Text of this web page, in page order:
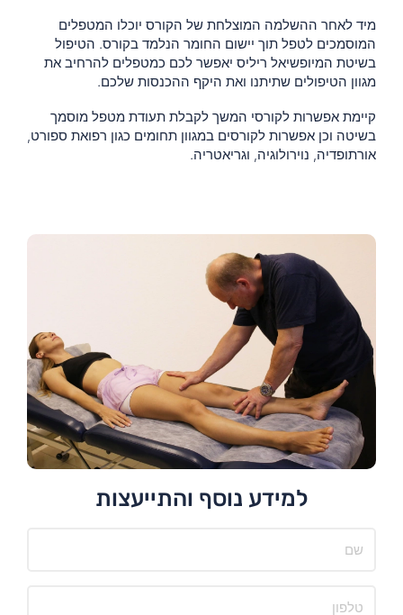
מיד לאחר ההשלמה המוצלחת של הקורס יוכלו המטפלים
המוסמכים לטפל תוך יישום החומר הנלמד בקורס. הטיפול
בשיטת המיופשיאל ריליס יאפשר לכם כמטפלים להרחיב את
מגוון הטיפולים שתיתנו ואת היקף ההכנסות שלכם.
קיימת אפשרות לקורסי המשך לקבלת תעודת מטפל מוסמך
בשיטה וכן אפשרות לקורסים במגוון תחומים כגון רפואת ספורט,
אורתופדיה, נוירולוגיה, וגריאטריה.
למידע נוסף והתייעצות